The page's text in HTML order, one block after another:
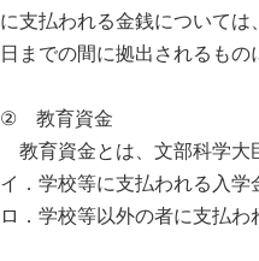
に支払われる金銭について
日までの間に拠出されるもの
② 教育資金
教育資金とは、文部科学大
イ．学校等に支払われる入学
ロ．学校等以外の者に支払わ